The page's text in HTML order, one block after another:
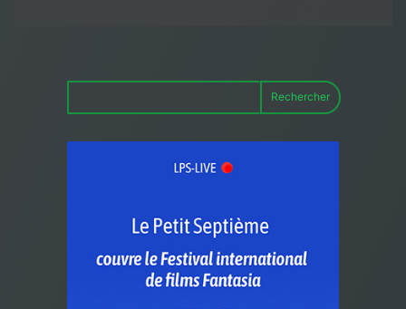
Rechercher